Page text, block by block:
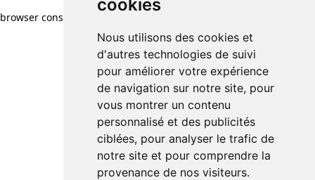
cookies
Nous utilisons des cookies et
d'autres technologies de suivi
pour améliorer votre expérience
de navigation sur notre site, pour
vous montrer un contenu
personnalisé et des publicités
ciblées, pour analyser le trafic de
notre site et pour comprendre la
provenance de nos visiteurs.
browser console for more information)